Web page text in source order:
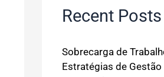
Recent Posts
Sobrecarga de
Estratégias de